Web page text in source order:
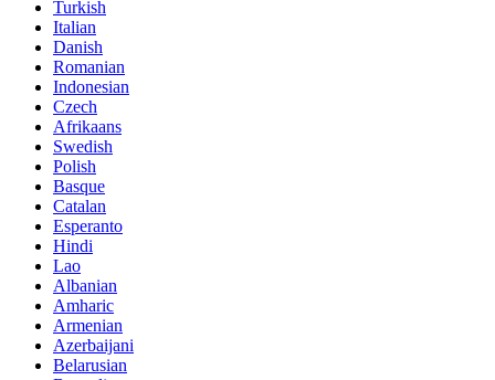
Turkish
Italian
Danish
Romanian
Indonesian
Czech
Afrikaans
Swedish
Polish
Basque
Catalan
Esperanto
Hindi
Lao
Albanian
Amharic
Armenian
Azerbaijani
Belarusian